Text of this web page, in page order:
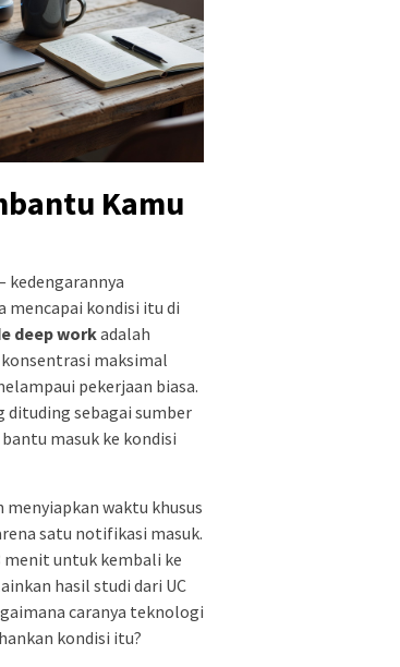
Kamu
kedengarannya
mencapai kondisi itu di
deep workadalah
maksimal
pekerjaan biasa.
dituding sebagai sumber
masuk ke kondisi
waktu khusus
satu notifikasi masuk.
untuk kembali ke
hasil studi dari UC
caranya teknologi
kondisi itu?